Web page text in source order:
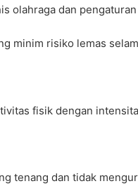
olahraga dan
minim risiko lemas
fisik dengan
tenang dan tidak